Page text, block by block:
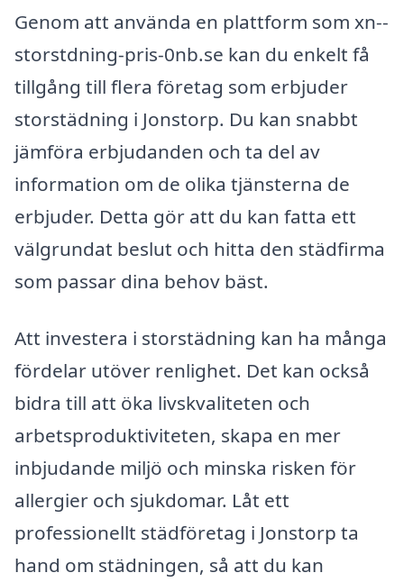
Genom att använda en plattform som xn--
storstdning-pris-0nb.se kan du enkelt få
tillgång till flera företag som erbjuder
storstädning i Jonstorp. Du kan snabbt
jämföra erbjudanden och ta del av
information om de olika tjänsterna de
erbjuder. Detta gör att du kan fatta ett
välgrundat beslut och hitta den städfirma
som passar dina behov bäst.
Att investera i storstädning kan ha många
fördelar utöver renlighet. Det kan också
bidra till att öka livskvaliteten och
arbetsproduktiviteten, skapa en mer
inbjudande miljö och minska risken för
allergier och sjukdomar. Låt ett
professionellt städföretag i Jonstorp ta
hand om städningen, så att du kan